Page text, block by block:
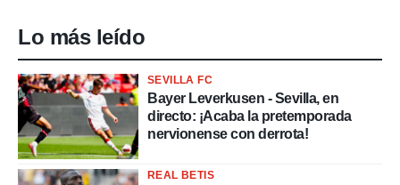
Lo más leído
SEVILLA FC
Bayer Leverkusen - Sevilla, en
directo: ¡Acaba la pretemporada
nervionense con derrota!
REAL BETIS